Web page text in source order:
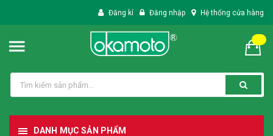
Đăng kí Đăng nhập Hệ thống cửa hàng
DANH MỤC SẢN PHẨM